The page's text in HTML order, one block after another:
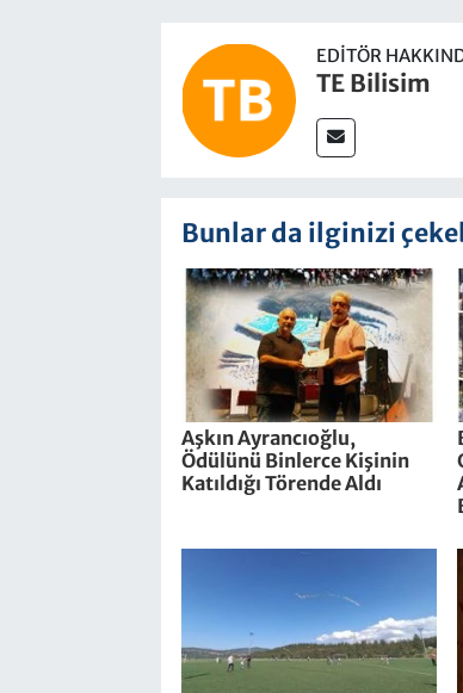
EDITÖR
TE Bilisim
Bunlar da ilginizi
Aşkın Ayrancıoğlu,
Ödülünü Binlerce Kişinin
Katıldığı Törende Aldı